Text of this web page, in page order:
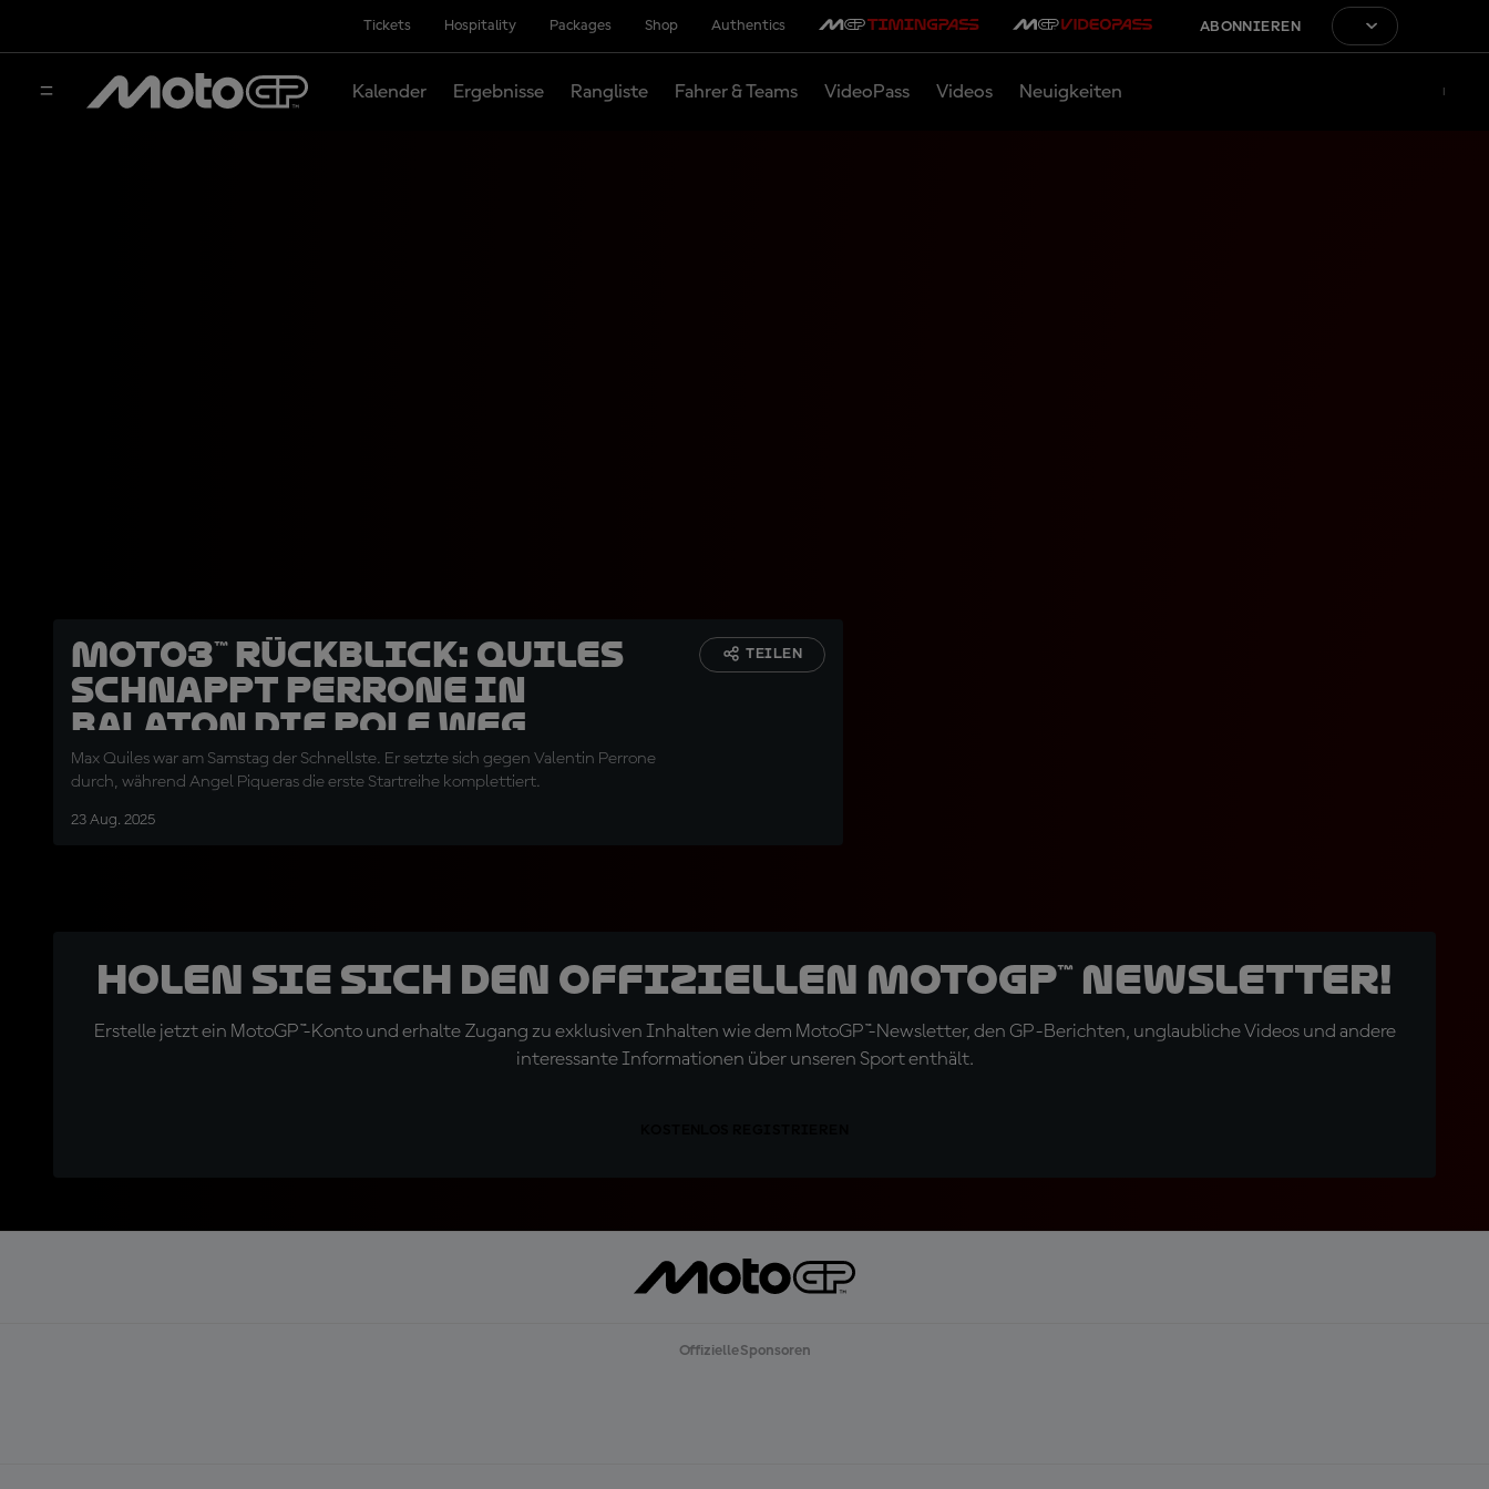
Tickets Hospitality Packages Shop Authentics ABONNIEREN
Kalender Ergebnisse Rangliste Fahrer & Teams VideoPass Videos Neuigkeiten
Moto3™ Rückblick: Quiles
schnappt Perrone in
Balaton die Pole weg
Max Quiles war am Samstag der Schnellste. Er setzte sich gegen Valentin Perrone
durch, während Angel Piqueras die erste Startreihe komplettiert.
23 Aug. 2025
TEILEN
Holen Sie sich den offiziellen MotoGP™ Newsletter!
Erstelle jetzt ein MotoGP™-Konto und erhalte Zugang zu exklusiven Inhalten wie dem MotoGP™-Newsletter, den GP-Berichten, unglaubliche Videos und andere
interessante Informationen über unseren Sport enthält.
Offizielle Sponsoren